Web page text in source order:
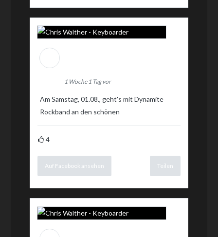
1 Woche 1 Tag vor
Am Samstag, 01.08., geht's mit Dynamite
Rockband an den schönen
4
Auf Facebook ansehen Teilen